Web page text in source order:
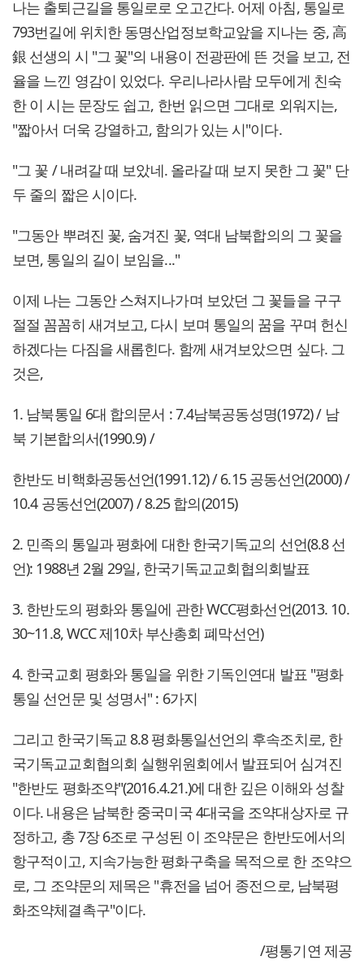
나는 출퇴근길을 통일로로 오고간다. 어제 아침, 통일로
793번길에 위치한 동명산업정보학교앞을 지나는 중, 高
銀 선생의 시 "그 꽃"의 내용이 전광판에 뜬 것을 보고, 전
율을 느낀 영감이 있었다. 우리나라사람 모두에게 친숙
한 이 시는 문장도 쉽고, 한번 읽으면 그대로 외워지는,
"짧아서 더욱 강열하고, 함의가 있는 시"이다.
"그 꽃 / 내려갈 때 보았네. 올라갈 때 보지 못한 그 꽃" 단
두 줄의 짧은 시이다.
"그동안 뿌려진 꽃, 숨겨진 꽃, 역대 남북합의의 그 꽃을
보면, 통일의 길이 보임을..."
이제 나는 그동안 스쳐지나가며 보았던 그 꽃들을 구구
절절 꼼꼼히 새겨보고, 다시 보며 통일의 꿈을 꾸며 헌신
하겠다는 다짐을 새롭힌다. 함께 새겨보았으면 싶다. 그
것은,
1. 남북통일 6대 합의문서 : 7.4남북공동성명(1972) / 남
북 기본합의서(1990.9) /
한반도 비핵화공동선언(1991.12) / 6.15 공동선언(2000) /
10.4 공동선언(2007) / 8.25 합의(2015)
2. 민족의 통일과 평화에 대한 한국기독교의 선언(8.8 선
언): 1988년 2월 29일, 한국기독교교회협의회발표
3. 한반도의 평화와 통일에 관한 WCC평화선언(2013. 10.
30~11.8, WCC 제10차 부산총회 폐막선언)
4. 한국교회 평화와 통일을 위한 기독인연대 발표 "평화
통일 선언문 및 성명서" : 6가지
그리고 한국기독교 8.8 평화통일선언의 후속조치로, 한
국기독교교회협의회 실행위원회에서 발표되어 심겨진
"한반도 평화조약"(2016.4.21.)에 대한 깊은 이해와 성찰
이다. 내용은 남북한 중국미국 4대국을 조약대상자로 규
정하고, 총 7장 6조로 구성된 이 조약문은 한반도에서의
항구적이고, 지속가능한 평화구축을 목적으로 한 조약으
로, 그 조약문의 제목은 "휴전을 넘어 종전으로, 남북평
화조약체결촉구"이다.
/평통기연 제공